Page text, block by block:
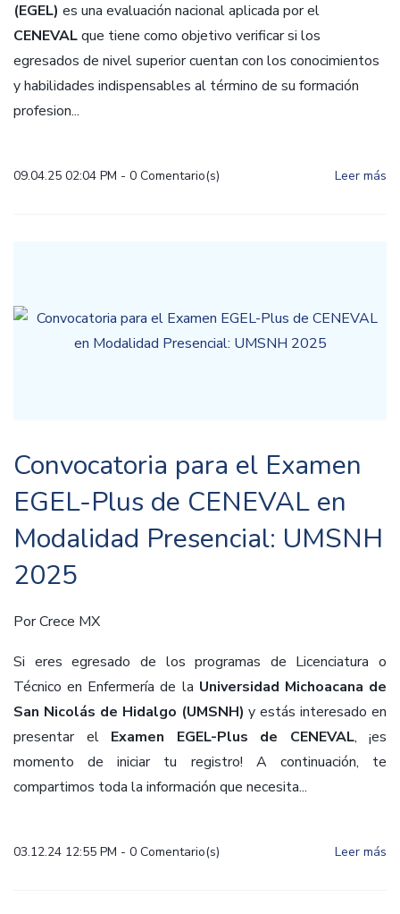
(EGEL) es una evaluación nacional aplicada por el
CENEVALque tiene como objetivo verificar si los
egresados de nivel superior cuentan con los conocimientos
y habilidades indispensables al término de su formación
profesion...
09.04.25 02:04 PM - 0 Comentario(s) Leer más
Convocatoria para el Examen
EGEL-Plus de CENEVAL en
Modalidad Presencial: UMSNH
2025
PorCrece MX
Si eres egresado de los programas de Licenciatura o
Técnico en Enfermería de la Universidad Michoacana de
San Nicolás de Hidalgo (UMSNH) y estás interesado en
presentar el Examen EGEL-Plus de CENEVAL, ¡es
momento de iniciar tu registro! A continuación, te
compartimos toda la información que necesita...
03.12.24 12:55 PM - 0 Comentario(s) Leer más